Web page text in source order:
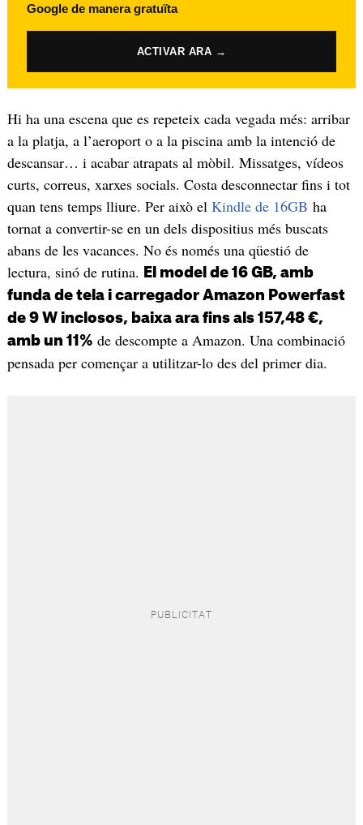
Google de manera gratuïta
ACTIVAR ARA →
Hi ha una escena que es repeteix cada vegada més: arribar
a la platja, a l’aeroport o a la piscina amb la intenció de
descansar… i acabar atrapats al mòbil. Missatges, vídeos
curts, correus, xarxes socials. Costa desconnectar fins i tot
quan tens temps lliure. Per això el Kindle de 16GB ha
tornat a convertir-se en un dels dispositius més buscats
abans de les vacances. No és només una qüestió de
lectura, sinó de rutina.
El model de 16 GB, amb
funda de tela i carregador Amazon Powerfast
de 9 W inclosos, baixa ara fins als 157,48 €,
amb un 11% de descompte a Amazon. Una combinació
pensada per començar a utilitzar-lo des del primer dia.